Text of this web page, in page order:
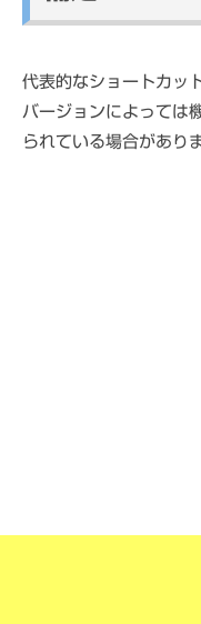
代表的なショートカッ
バージョンによっては
られている場合があり